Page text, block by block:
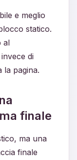
e meglio
statico.
al
di
pagina.
finale
ma una
finale